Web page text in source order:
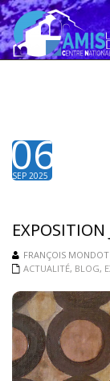
06
SEP 2025
EXPOSITION
FRANÇOIS MONDOT
ACTUALITÉ, BLOG,